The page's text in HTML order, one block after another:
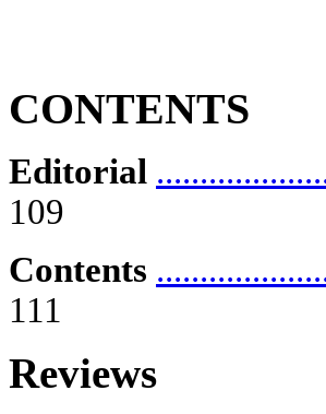
CONTENTS
Editorial
109
Contents
111
Reviews